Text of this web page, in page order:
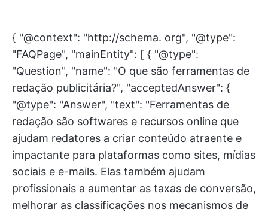
{ "@context": "http://schema. org", "@type":
"FAQPage", "mainEntity": [ { "@type":
"Question", "name": "O que são ferramentas de
redação publicitária?", "acceptedAnswer": {
"@type": "Answer", "text": "Ferramentas de
redação são softwares e recursos online que
ajudam redatores a criar conteúdo atraente e
impactante para plataformas como sites, mídias
sociais e e-mails. Elas também ajudam
profissionais a aumentar as taxas de conversão,
melhorar as classificações nos mecanismos de